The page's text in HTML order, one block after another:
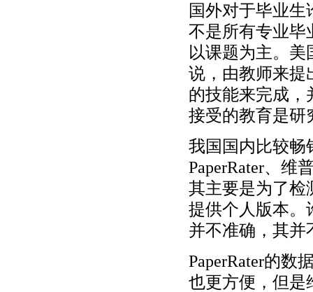
国外对于毕业
不是所有专业毕
以课题为主。
说，由教师来提
的技能来完成，
接受的教育是研
我国国内比较畅
PaperRater、维
其主要是为了检
提供个人版本。
并不准确，其并
PaperRater的数
也更方便，但是